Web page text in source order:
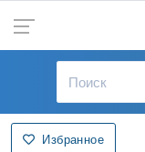
Избранное